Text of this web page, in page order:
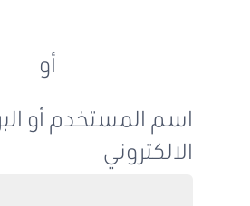
اسم المستخدم أو البريد
الالكتروني